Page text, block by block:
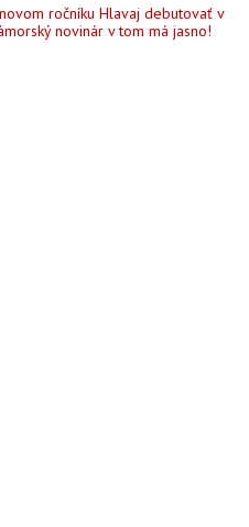
ročníku Hlavaj debutovať v
novinár v tom má jasno!